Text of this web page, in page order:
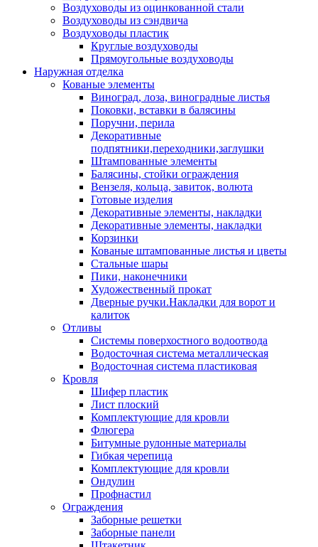
Воздуховоды из оцинкованной стали
Воздуховоды из сэндвича
Воздуховоды пластик
Круглые воздуховоды
Прямоугольные воздуховоды
Наружная отделка
Кованые элементы
Виноград, лоза, виноградные листья
Поковки, вставки в балясины
Поручни, перила
Декоративные
подпятники,переходники,заглушки
Штампованные элементы
Балясины, стойки ограждения
Вензеля, кольца, завиток, волюта
Готовые изделия
Декоративные элементы, накладки
Декоративные элементы, накладки
Корзинки
Кованые штампованные листья и цветы
Стальные шары
Пики, наконечники
Художественный прокат
Дверные ручки.Накладки для ворот и
калиток
Отливы
Системы поверхостного водоотвода
Водосточная система металлическая
Водосточная система пластиковая
Кровля
Шифер пластик
Лист плоский
Комплектующие для кровли
Флюгера
Битумные рулонные материалы
Гибкая черепица
Комплектующие для кровли
Ондулин
Профнастил
Ограждения
Заборные решетки
Заборные панели